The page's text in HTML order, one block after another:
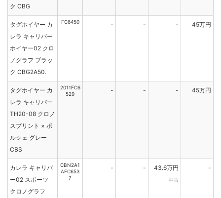
ク CBG
タグホイヤー カ
レラ キャリバー
ホイヤー02 クロ
ノグラフ ブラッ
ク CBG2A50.
FC6450 - - - 45万円
タグホイヤー カ
レラ キャリバー
TH20-08 クロノ
スプリント × ポ
ルシェ グレー
CBS
2011FC6
529
- - - 45万円
カレラ キャリバ
ー02 スポーツ
クロノグラフ
CBN2A1
AFC653
7
- - 43.6万円
中古
-